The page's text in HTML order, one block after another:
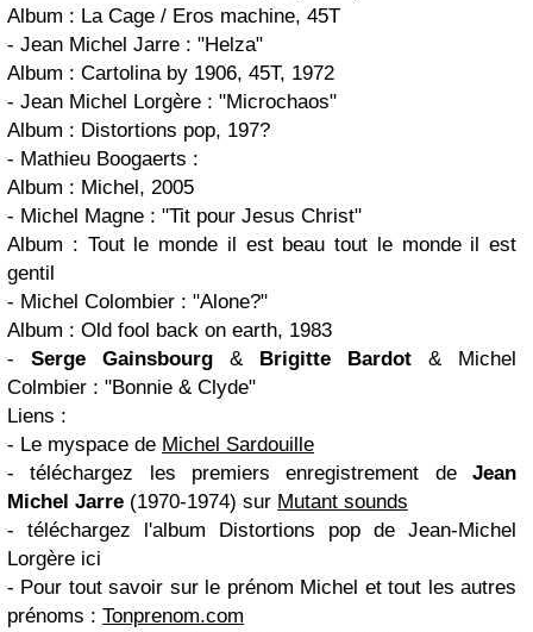
Album : La Cage / Eros machine, 45T
- Jean Michel Jarre : "Helza"
Album : Cartolina by 1906, 45T, 1972
- Jean Michel Lorgère : "Microchaos"
Album : Distortions pop, 197?
- Mathieu Boogaerts :
Album : Michel, 2005
- Michel Magne : "Tit pour Jesus Christ"
Album : Tout le monde il est beau tout le monde il est
gentil
- Michel Colombier : "Alone?"
Album : Old fool back on earth, 1983
- Serge Gainsbourg & Brigitte Bardot & Michel
Colmbier : "Bonnie & Clyde"
Liens :
- Le myspace de Michel Sardouille
- téléchargez les premiers enregistrement de Jean
Michel Jarre (1970-1974) sur Mutant sounds
- téléchargez l'album Distortions pop de Jean-Michel
Lorgère ici
- Pour tout savoir sur le prénom Michel et tout les autres
prénoms : Tonprenom.com